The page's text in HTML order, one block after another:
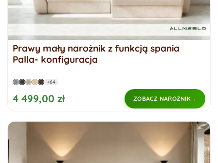
Prawy mały narożnik z funkcją spania
Palla- konfiguracja
+64
4 499,00 zł ZOBACZ NAROŻNIK